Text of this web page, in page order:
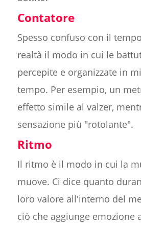
Contatore
Spesso confuso con il
realtà il modo in cui le
percepite e organizzate in
tempo. Per esempio, un
effetto simile al valzer,
sensazione più "rotolante".
Ritmo
Il ritmo è il modo in cui la
muove. Ci dice quanto
loro valore all'interno del
ciò che aggiunge emozione